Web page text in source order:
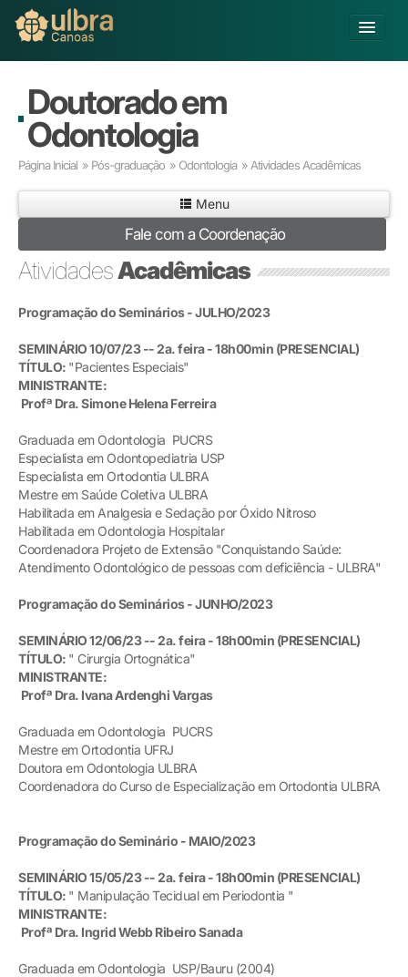
Buscar
Já sou Aluno
Educação Básica
Educação a Distância
Pesquisa
Infraestrutura e Serviços
Inovação
Sobre a ULBRA
Doutorado em
Odontologia
Página Inicial » Pós-graduação » Odontologia » Atividades Acadêmicas
Menu
Fale com a Coordenação
AtividadesAcadêmicas
Programação do Seminários- JULHO/2023
SEMINÁRIO 10/07/23 -- 2a. feira -18h00min (PRESENCIAL)
TÍTULO: "Pacientes Especiais"
MINISTRANTE:
Profª Dra. Simone Helena Ferreira
Graduada em Odontologia PUCRS
Especialista em Odontopediatria USP
Especialista em Ortodontia ULBRA
Mestre em Saúde Coletiva ULBRA
Habilitada em Analgesia e Sedação por Óxido Nitroso
Habilitada em Odontologia Hospitalar
Coordenadora Projeto de Extensão "Conquistando Saúde:
Atendimento Odontológico de pessoas com deficiência - ULBRA"
Programação do Seminários- JUNHO/2023
SEMINÁRIO 12/06/23 -- 2a. feira -18h00min (PRESENCIAL)
TÍTULO: " Cirurgia Ortognática"
MINISTRANTE:
Profª Dra. Ivana Ardenghi Vargas
Graduada em Odontologia PUCRS
Mestre em Ortodontia UFRJ
Doutora em Odontologia ULBRA
Coordenadora do Curso de Especialização em Ortodontia ULBRA
Programação do Seminário - MAIO/2023
SEMINÁRIO 15/05/23 -- 2a. feira -18h00min (PRESENCIAL)
TÍTULO: " Manipulação Tecidual em Periodontia "
MINISTRANTE:
Profª Dra. Ingrid Webb Ribeiro Sanada
Graduada em Odontologia USP/Bauru (2004)